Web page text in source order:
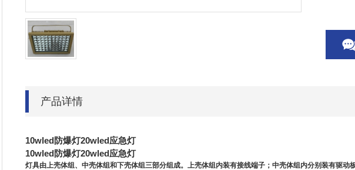
产品详情
10wled防爆灯20wled应急灯
10wled防爆灯20wled应急灯
灯具由上壳体组、中壳体组和下壳体组三部分组成。上壳体组内装有接线端子；中壳体组内分别装有驱